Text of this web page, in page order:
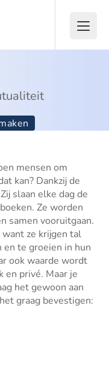
mensen om
kan? Dankzij de
slaan elke dag de
Ze worden
samen vooruitgaan.
ze krijgen tal
en te groeien in hun
ook waarde wordt
en privé. Maar je
het gewoon aan
graag bevestigen: